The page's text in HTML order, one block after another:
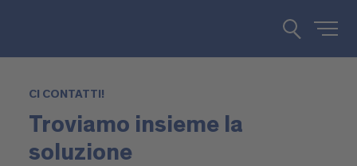
CI CONTATTI!
Troviamo insieme la
soluzione